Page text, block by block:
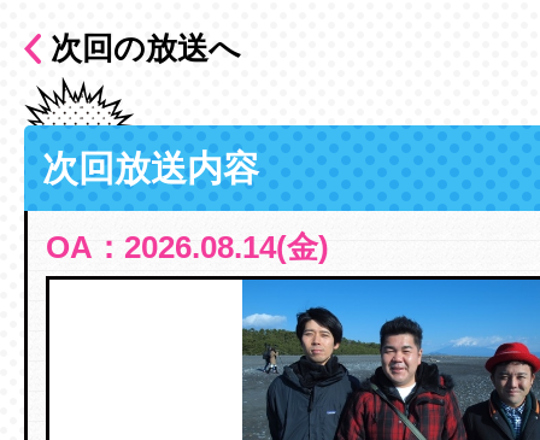
次回の放送へ
次回放送内容
OA：2026.08.14(金)